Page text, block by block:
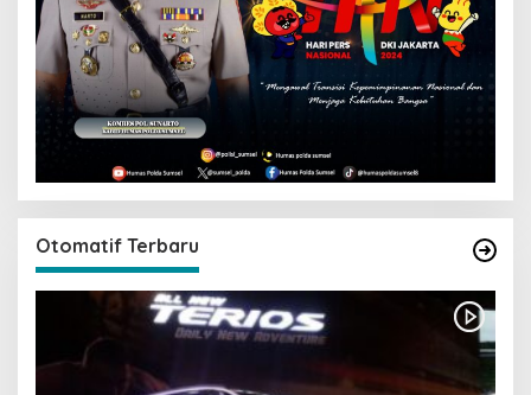
Otomatif Terbaru